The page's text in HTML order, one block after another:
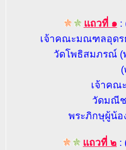
แถวที่ ๑ :
เจ้าคณะมณฑลอุดร
วัดโพธิสมภรณ์ (
เจ้าคณ
วัดมณีช
พระภิกษุผู้น้อ
แถวที่ ๒ :